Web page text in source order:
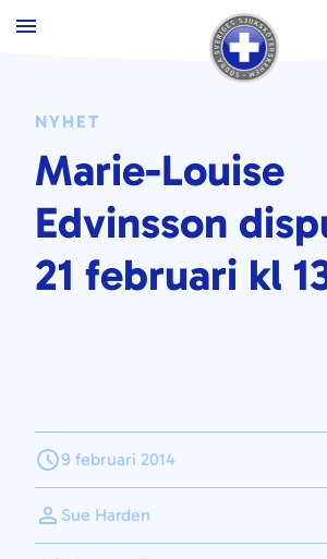
innehållNYHET
Marie-Louise
Edvinsson
21 februari kl
9 februari 2014
Sue Harden